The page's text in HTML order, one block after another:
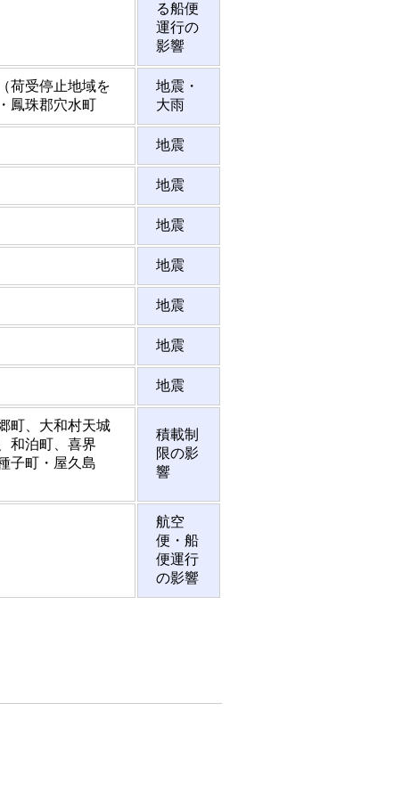
る船便
運行の
影響
荷受停止地域を
鳳珠郡穴水町
地震・
大雨
地震
地震
地震
地震
地震
地震
地震
町、大和村天城
和泊町、喜界
子町・屋久島
積載制
限の影
響
航空
便・船
便運行
の影響